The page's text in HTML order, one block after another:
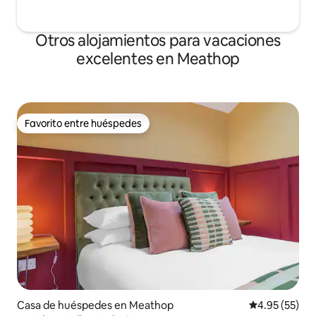
Otros alojamientos para vacaciones
excelentes en Meathop
Favorito entre huéspedes
Favorito entre huéspedes
Casa de huéspedes en Meathop Calificación
4.95 (55)